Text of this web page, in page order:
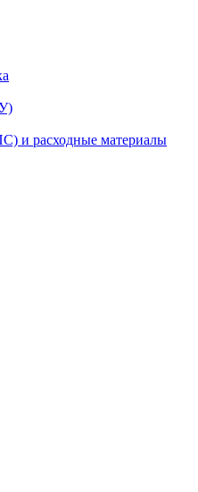
и расходные материалы